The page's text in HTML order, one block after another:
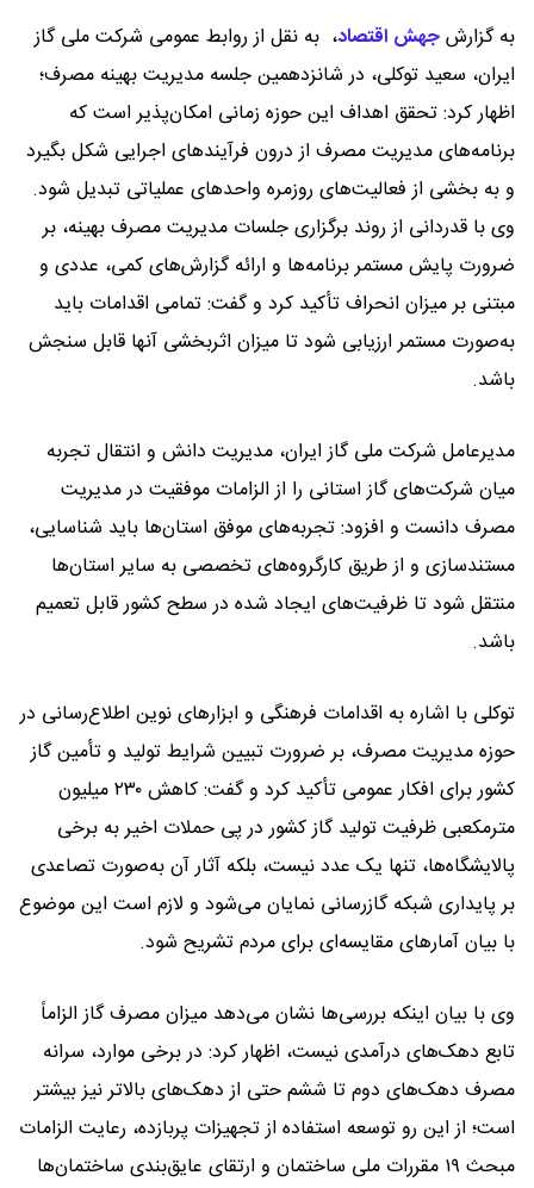
به گزارشجهش اقتصاد، به نقل از روابط‌ عمومی شرکت ملی گاز
ایران، سعید توکلی، در شانزدهمین جلسه مدیریت بهینه مصرف؛
اظهار کرد: تحقق اهداف این حوزه زمانی امکان‌پذیر است که
برنامه‌های مدیریت مصرف از درون فرآیندهای اجرایی شکل بگیرد
و به بخشی از فعالیت‌های روزمره واحدهای عملیاتی تبدیل شود.
وی با قدردانی از روند برگزاری جلسات مدیریت مصرف بهینه، بر
ضرورت پایش مستمر برنامه‌ها و ارائه گزارش‌های کمی، عددی و
مبتنی بر میزان انحراف تأکید کرد و گفت: تمامی اقدامات باید
به‌صورت مستمر ارزیابی شود تا میزان اثربخشی آنها قابل سنجش
باشد.
مدیرعامل شرکت ملی گاز ایران، مدیریت دانش و انتقال تجربه
میان شرکت‌های گاز استانی را از الزامات موفقیت در مدیریت
مصرف دانست و افزود: تجربه‌های موفق استان‌ها باید شناسایی،
مستندسازی و از طریق کارگروه‌های تخصصی به سایر استان‌ها
منتقل شود تا ظرفیت‌های ایجاد شده در سطح کشور قابل تعمیم
باشد.
توکلی با اشاره به اقدامات فرهنگی و ابزارهای نوین اطلاع‌رسانی در
حوزه مدیریت مصرف، بر ضرورت تبیین شرایط تولید و تأمین گاز
کشور برای افکار عمومی تأکید کرد و گفت: کاهش ۲۳۰ میلیون
مترمکعبی ظرفیت تولید گاز کشور در پی حملات اخیر به برخی
پالایشگاه‌ها، تنها یک عدد نیست، بلکه آثار آن به‌صورت تصاعدی
بر پایداری شبکه گازرسانی نمایان می‌شود و لازم است این موضوع
با بیان آمارهای مقایسه‌ای برای مردم تشریح شود.
وی با بیان اینکه بررسی‌ها نشان می‌دهد میزان مصرف گاز الزاماً
تابع دهک‌های درآمدی نیست، اظهار کرد: در برخی موارد، سرانه
مصرف دهک‌های دوم تا ششم حتی از دهک‌های بالاتر نیز بیشتر
است؛ از این رو توسعه استفاده از تجهیزات پربازده، رعایت الزامات
مبحث ۱۹ مقررات ملی ساختمان و ارتقای عایق‌بندی ساختمان‌ها